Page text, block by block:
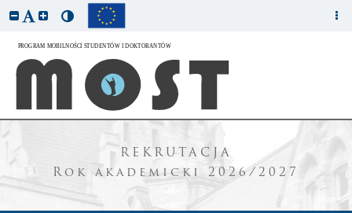
REKRUTACJA
Rok akademicki 2026/2027